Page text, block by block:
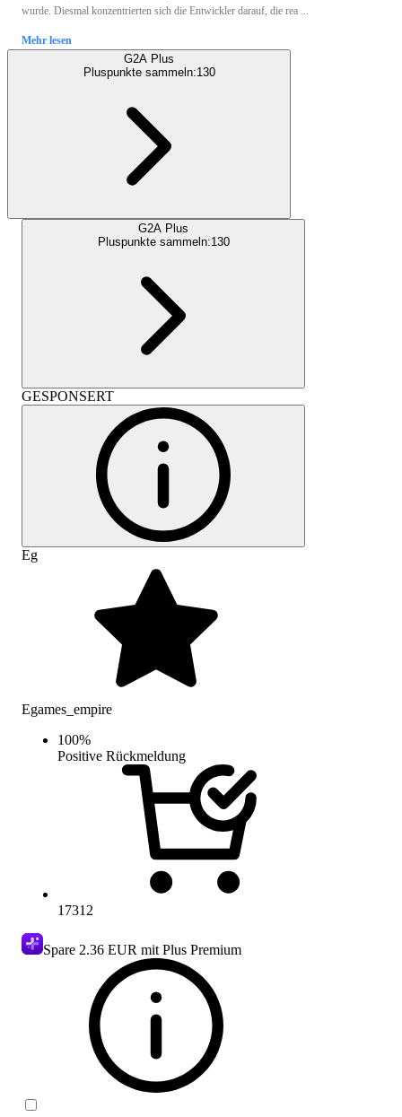
wurde. Diesmal konzentrierten sich die Entwickler darauf, die rea ...
Mehr lesen
G2A Plus
Pluspunkte sammeln:130
G2A Plus
Pluspunkte sammeln:130
GESPONSERT
Eg
Egames_empire
100%
Positive Rückmeldung
17312
Spare 2.36 EUR mit Plus Premium